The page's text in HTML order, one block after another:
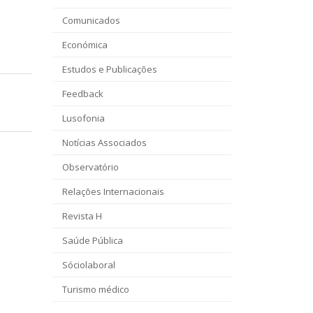
Comunicados
Económica
Estudos e Publicações
Feedback
Lusofonia
Notícias Associados
Observatório
Relações Internacionais
Revista H
Saúde Pública
Sóciolaboral
Turismo médico